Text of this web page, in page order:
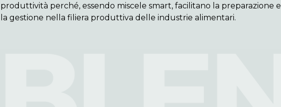
produttività perché, essendo miscele smart, facilitano la preparazione e
la gestione nella filiera produttiva delle industrie alimentari.